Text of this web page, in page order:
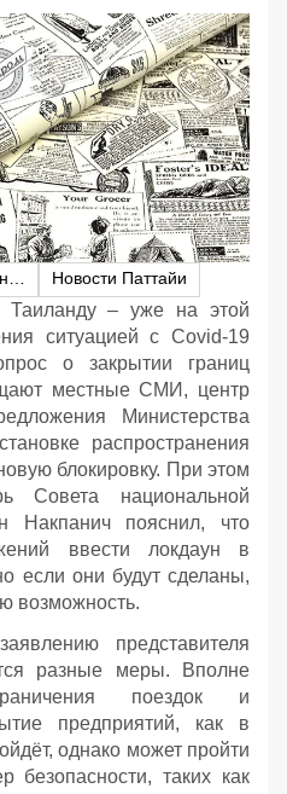
Новости Паттайи
Таиланду – уже на этой
ситуацией с Covid-19
о закрытии границ
местные СМИ, центр
Министерства
распространения
блокировку. При этом
Совета национальной
Накпанич пояснил, что
ввести локдаун в
если они будут сделаны,
возможность.
представителя
разные меры. Вполне
поездок и
предприятий, как в
однако может пройти
безопасности, таких как